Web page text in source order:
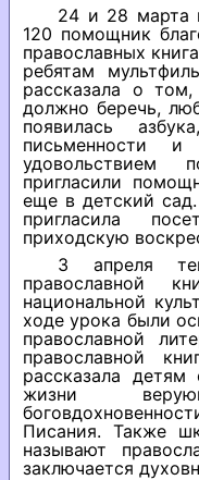
24 и 28 марта
120 помощник
православных
ребятам
рассказала о
должно беречь,
появилась
письменности
удовольствием
пригласили
еще в детский
пригласила
приходскую
3 апреля
православной
национальной
ходе урока были
православной
православной
рассказала
жизни
Писания. Также
называют
заключается